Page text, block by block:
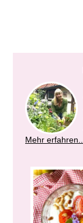
Mehr erfahren...